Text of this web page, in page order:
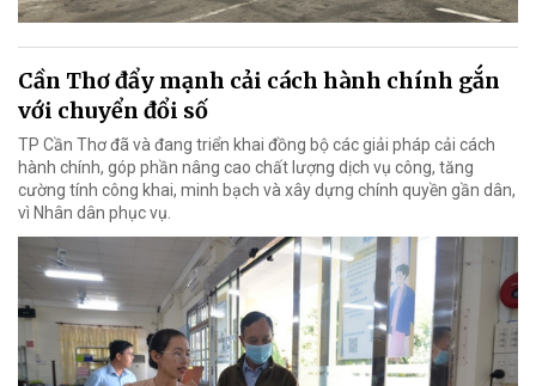
Cần Thơ đẩy mạnh cải cách hành chính gắn
với chuyển đổi số
TP Cần Thơ đã và đang triển khai đồng bộ các giải pháp cải cách
hành chính, góp phần nâng cao chất lượng dịch vụ công, tăng
cường tính công khai, minh bạch và xây dựng chính quyền gần dân,
vì Nhân dân phục vụ.